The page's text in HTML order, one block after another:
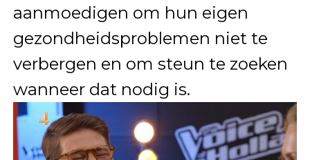
aanmoedigen om hun eigen
gezondheidsproblemen niet te
verbergen en om steun te zoeken
wanneer dat nodig is.